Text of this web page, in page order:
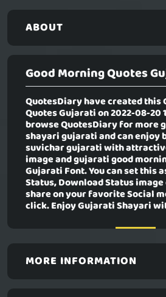
ABOUT
Good Morning Quotes
QuotesDiary have created this
Quotes Gujaration 2022-08-20
browse QuotesDiary for more
shayari gujarati and can enjoy
suvichar gujarati with
image and gujarati good
Gujarati Font. You can set this
Status, Download Status
share on your favorite Social
click. Enjoy Gujarati Shayari
MORE INFORMATION